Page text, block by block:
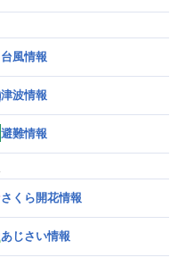
台風情報
津波情報
避難情報
さくら開花情報
あじさい情報